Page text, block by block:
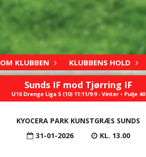
OM KLUBBEN KLUBBENS HOLD
Sunds IF mod Tjørring IF
U16 Drenge Liga 5 (10) 11:11/9:9 - Vinter • Pulje 40
KYOCERA PARK KUNSTGRÆS SUNDS
31-01-2026
KL. 13.00